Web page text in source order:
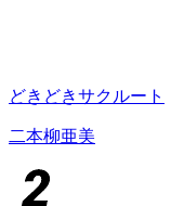
どきどきサクルート
二本柳亜美